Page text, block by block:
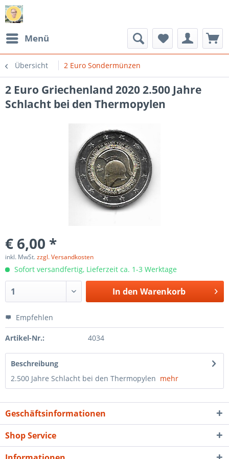
Menü
Übersicht 2 Euro Sondermünzen
2 Euro Griechenland 2020 2.500 Jahre
Schlacht bei den Thermopylen
€ 6,00 *
inkl. MwSt.zzgl. Versandkosten
Sofort versandfertig, Lieferzeit ca. 1-3 Werktage
In den Warenkorb
Empfehlen
Artikel-Nr.: 4034
Beschreibung
2.500 Jahre Schlacht bei den Thermopylen mehr
Geschäftsinformationen
Shop Service